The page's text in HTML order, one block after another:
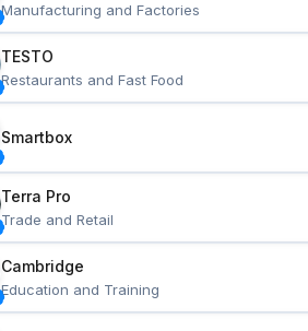
Manufacturing and Factories
TESTO
Restaurants and Fast Food
Smartbox
Terra Pro
Trade and Retail
Cambridge
Education and Training